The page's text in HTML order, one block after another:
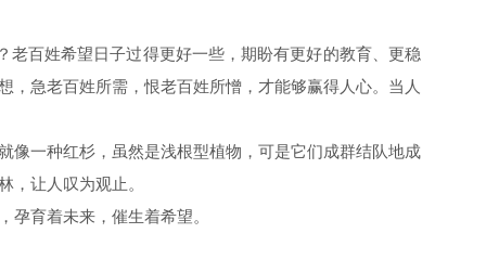
百姓希望日子过得更好一些，期盼有更好的教育、更稳
急老百姓所需，恨老百姓所憎，才能够赢得人心。当人
一种红杉，虽然是浅根型植物，可是它们成群结队地成
，让人叹为观止。
育着未来，催生着希望。